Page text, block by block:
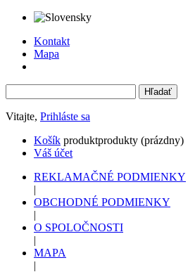
Kontakt
Mapa
Vitajte, Prihláste sa
Košík produktprodukty (prázdny)
Váš účet
REKLAMAČNÉ PODMIENKY
|
OBCHODNÉ PODMIENKY
|
O SPOLOČNOSTI
|
MAPA
|